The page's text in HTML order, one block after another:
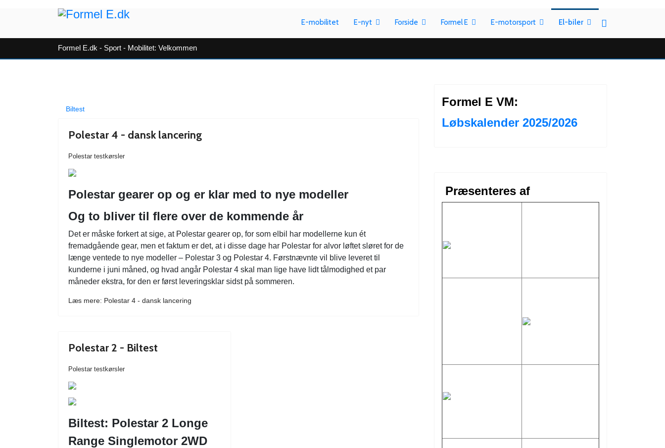
E-mobilitet E-nyt Forside Formel E E-motorsport El-biler
Formel E.dk - Sport - Mobilitet: Velkommen
Biltest
Polestar 4 - dansk lancering
Polestar testkørsler
Polestar gearer op og er klar med to nye modeller
Og to bliver til flere over de kommende år
Det er måske forkert at sige, at Polestar gearer op, for som elbil har modellerne kun ét
fremadgående gear, men et faktum er det, at i disse dage har Polestar for alvor løftet sløret for de
længe ventede to nye modeller – Polestar 3 og Polestar 4. Førstnævnte vil blive leveret til
kunderne i juni måned, og hvad angår Polestar 4 skal man lige have lidt tålmodighed et par
måneder ekstra, for den er først leveringsklar sidst på sommeren.
Læs mere: Polestar 4 - dansk lancering
Polestar 2 - Biltest
Polestar testkørsler
Biltest: Polestar 2 Longe
Range Singlemotor 2WD
Formel E VM:
Løbskalender 2025/2026
Præsenteres af